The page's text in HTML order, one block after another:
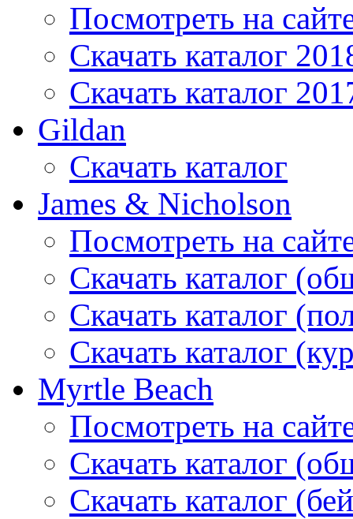
Посмотреть на
Скачать каталог
Скачать каталог
Gildan
Скачать каталог
James & Nicholson
Посмотреть на
Скачать каталог
Скачать каталог
Скачать каталог
Myrtle Beach
Посмотреть на
Скачать каталог
Скачать каталог